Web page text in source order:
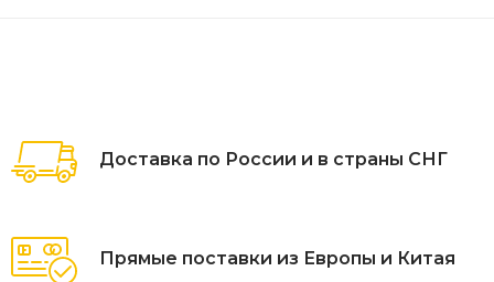
Доставка по России и в страны СНГ
Прямые поставки из Европы и Китая